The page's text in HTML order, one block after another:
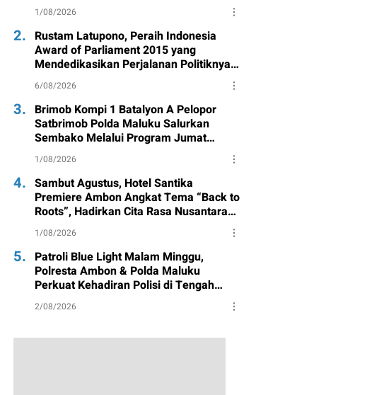
1/08/2026
2. Rustam Latupono, Peraih Indonesia
Award of Parliament 2015 yang
Mendedikasikan Perjalanan Politiknya
untuk Partai Gerindra
6/08/2026
3. Brimob Kompi 1 Batalyon A Pelopor
Satbrimob Polda Maluku Salurkan
Sembako Melalui Program Jumat
Berbagi
1/08/2026
4. Sambut Agustus, Hotel Santika
Premiere Ambon Angkat Tema “Back to
Roots”, Hadirkan Cita Rasa Nusantara
dan Semangat Budaya
1/08/2026
5. Patroli Blue Light Malam Minggu,
Polresta Ambon & Polda Maluku
Perkuat Kehadiran Polisi di Tengah
Masyarakat
2/08/2026